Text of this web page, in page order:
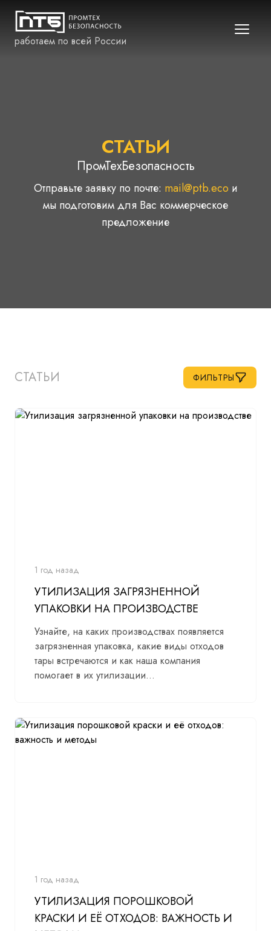
работаем по всей России
СТАТЬИ
ПромТехБезопасность
Отправьте заявку по почте: mail@ptb.eco и
мы подготовим для Вас коммерческое
предложение
СТАТЬИ ФИЛЬТРЫ
1 год назад
УТИЛИЗАЦИЯ ЗАГРЯЗНЕННОЙ
УПАКОВКИ НА ПРОИЗВОДСТВЕ
Узнайте, на каких производствах появляется
загрязненная упаковка, какие виды отходов
тары встречаются и как наша компания
помогает в их утилизации...
1 год назад
УТИЛИЗАЦИЯ ПОРОШКОВОЙ
КРАСКИ И ЕЁ ОТХОДОВ: ВАЖНОСТЬ И